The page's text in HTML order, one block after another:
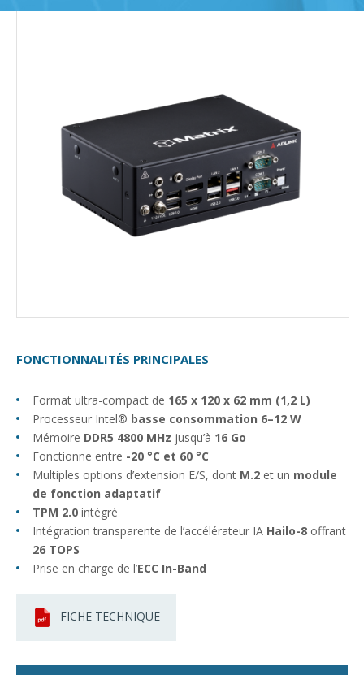
FONCTIONNALITÉS PRINCIPALES
Format ultra-compact de 165 x 120 x 62 mm (1,2 L)
Processeur Intel® basse consommation 6–12 W
Mémoire DDR5 4800 MHz jusqu’à 16 Go
Fonctionne entre -20 °C et 60 °C
Multiples options d’extension E/S, dont M.2 et un module
de fonction adaptatif
TPM 2.0 intégré
Intégration transparente de l’accélérateur IA Hailo-8 offrant
26 TOPS
Prise en charge de l’ECC In-Band
FICHE TECHNIQUE